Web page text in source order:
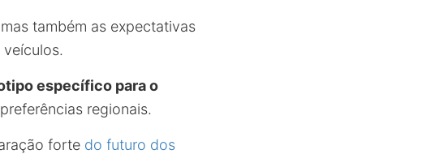
também as expectativas
específico para o
regionais.
forte do futuro dos